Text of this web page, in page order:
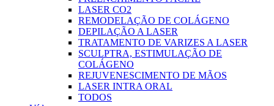
LASER CO2
REMODELAÇÃO DE COLÁGENO
DEPILAÇÃO A LASER
TRATAMENTO DE VARIZES A LASER
SCULPTRA, ESTIMULAÇÃO DE
COLÁGENO
REJUVENESCIMENTO DE MÃOS
LASER INTRA ORAL
TODOS